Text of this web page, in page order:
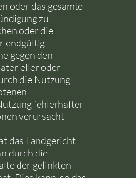
oder das gesamte
zu
oder die
endgültig
gegen den
oder
die Nutzung
fehlerhafter
verursacht
das Landgericht
durch die
der gelinkten